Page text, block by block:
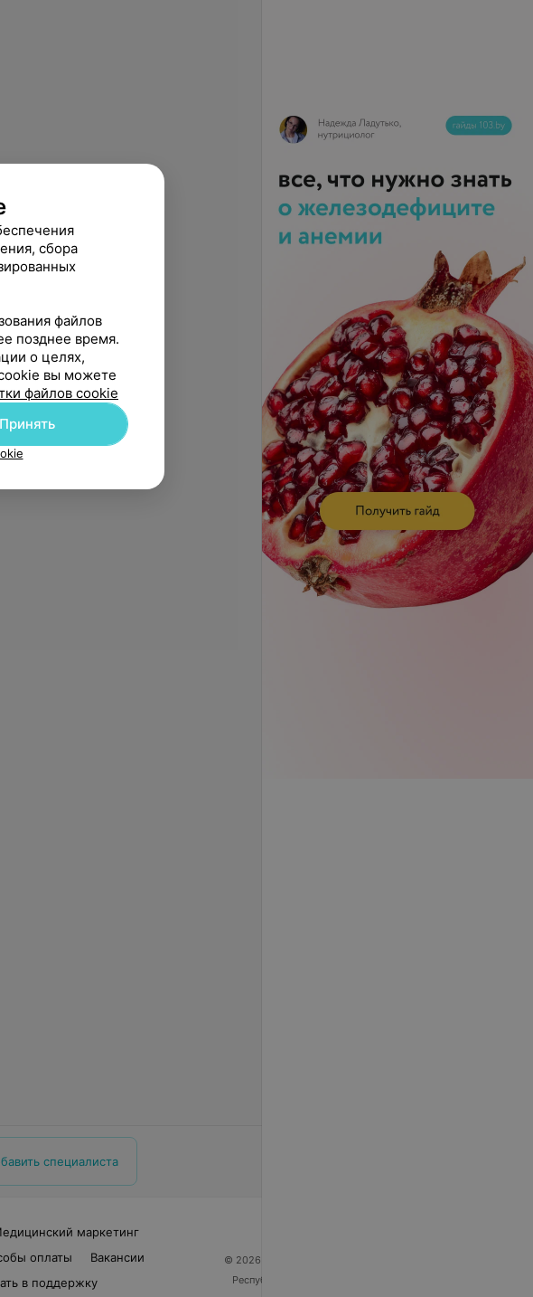
специалиста
маркетинг
оплаты
Вакансии
в поддержку
© 2026 ООО «Артокс Лаб», УНП 191700409
Республика Беларусь, г. Минск, улица Толбухина, 2,
сбора
файлов
позднее время.
о целях,
вы можете
файлов cookie
Принять